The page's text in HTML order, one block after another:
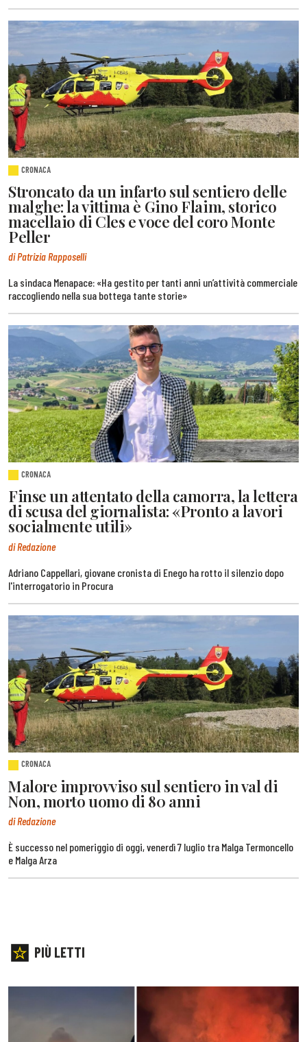
CRONACA
Stroncato da un infarto sul sentiero delle
malghe: la vittima è Gino Flaim, storico
macellaio di Cles e voce del coro Monte
Peller
di Patrizia Rapposelli
La sindaca Menapace: «Ha gestito per tanti anni un’attività commerciale
raccogliendo nella sua bottega tante storie»
CRONACA
Finse un attentato della camorra, la lettera
di scusa del giornalista: «Pronto a lavori
socialmente utili»
di Redazione
Adriano Cappellari, giovane cronista di Enego ha rotto il silenzio dopo
l'interrogatorio in Procura
CRONACA
Malore improvviso sul sentiero in val di
Non, morto uomo di 80 anni
di Redazione
È successo nel pomeriggio di oggi, venerdì 7 luglio tra Malga Termoncello
e Malga Arza
PIÙ LETTI